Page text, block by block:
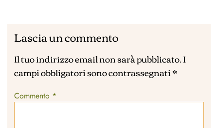
Lascia un commento
Il tuo indirizzo email non sarà pubblicato.I
campi obbligatori sono contrassegnati*
Commento *